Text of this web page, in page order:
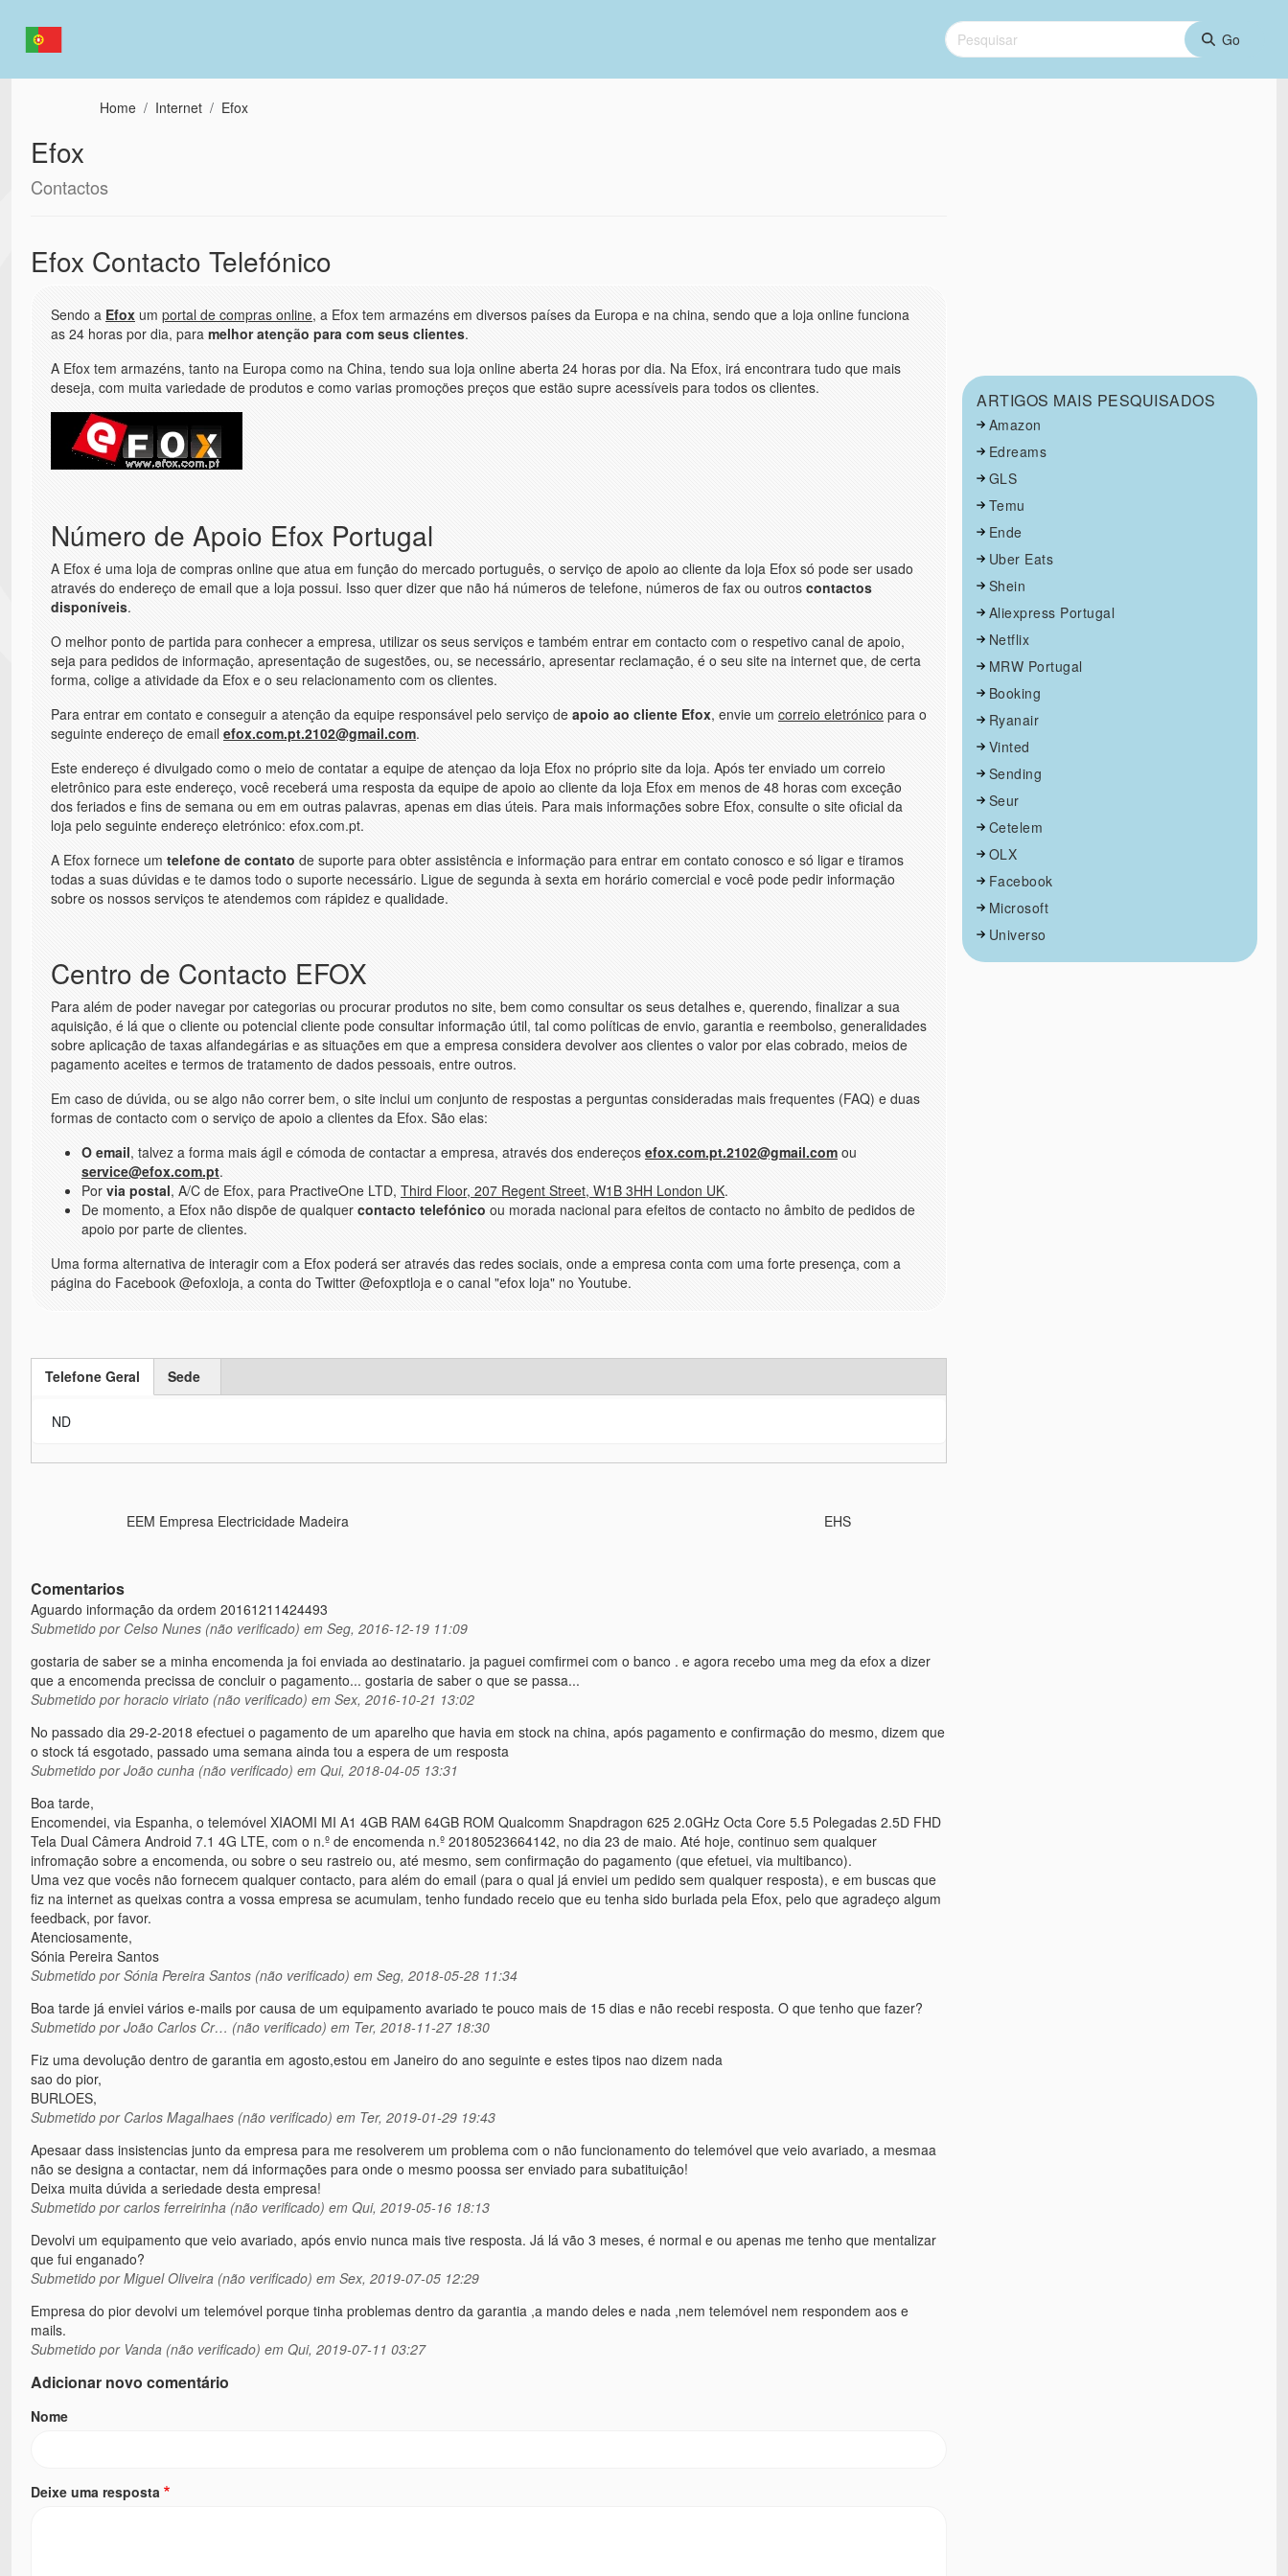
Home Internet Efox
Efox
Contactos
Efox Contacto Telefónico
Sendo a Efox um portal de compras online, a Efox tem armazéns em diversos países da Europa e na china, sendo que a loja online funciona
as 24 horas por dia, para melhor atenção para com seus clientes.
A Efox tem armazéns, tanto na Europa como na China, tendo sua loja online aberta 24 horas por dia. Na Efox, irá encontrara tudo que mais
deseja, com muita variedade de produtos e como varias promoçöes preços que estäo supre acessíveis para todos os clientes.
Número de Apoio Efox Portugal
A Efox é uma loja de compras online que atua em função do mercado português, o serviço de apoio ao cliente da loja Efox só pode ser usado
através do endereço de email que a loja possui. Isso quer dizer que não há números de telefone, números de fax ou outros contactos
disponíveis.
O melhor ponto de partida para conhecer a empresa, utilizar os seus serviços e também entrar em contacto com o respetivo canal de apoio,
seja para pedidos de informação, apresentação de sugestões, ou, se necessário, apresentar reclamação, é o seu site na internet que, de certa
forma, colige a atividade da Efox e o seu relacionamento com os clientes.
Para entrar em contato e conseguir a atenção da equipe responsável pelo serviço de apoio ao cliente Efox, envie um correio eletrónico para o
seguinte endereço de email efox.com.pt.2102@gmail.com.
Este endereço é divulgado como o meio de contatar a equipe de atençao da loja Efox no próprio site da loja. Após ter enviado um correio
eletrônico para este endereço, você receberá uma resposta da equipe de apoio ao cliente da loja Efox em menos de 48 horas com exceção
dos feriados e fins de semana ou em em outras palavras, apenas em dias úteis. Para mais informações sobre Efox, consulte o site oficial da
loja pelo seguinte endereço eletrónico: efox.com.pt.
A Efox fornece um telefone de contato de suporte para obter assistência e informaçäo para entrar em contato conosco e só ligar e tiramos
todas a suas dúvidas e te damos todo o suporte necessário. Ligue de segunda à sexta em horário comercial e você pode pedir informaçäo
sobre os nossos serviços te atendemos com rápidez e qualidade.
Centro de Contacto EFOX
Para além de poder navegar por categorias ou procurar produtos no site, bem como consultar os seus detalhes e, querendo, finalizar a sua
aquisição, é lá que o cliente ou potencial cliente pode consultar informação útil, tal como políticas de envio, garantia e reembolso, generalidades
sobre aplicação de taxas alfandegárias e as situações em que a empresa considera devolver aos clientes o valor por elas cobrado, meios de
pagamento aceites e termos de tratamento de dados pessoais, entre outros.
Em caso de dúvida, ou se algo não correr bem, o site inclui um conjunto de respostas a perguntas consideradas mais frequentes (FAQ) e duas
formas de contacto com o serviço de apoio a clientes da Efox. São elas:
O email, talvez a forma mais ágil e cómoda de contactar a empresa, através dos endereços efox.com.pt.2102@gmail.com ou
service@efox.com.pt.
Por via postal, A/C de Efox, para PractiveOne LTD, Third Floor, 207 Regent Street, W1B 3HH London UK.
De momento, a Efox não dispõe de qualquer contacto telefónico ou morada nacional para efeitos de contacto no âmbito de pedidos de
apoio por parte de clientes.
Uma forma alternativa de interagir com a Efox poderá ser através das redes sociais, onde a empresa conta com uma forte presença, com a
página do Facebook @efoxloja, a conta do Twitter @efoxptloja e o canal "efox loja" no Youtube.
Telefone Geral
Sede
ND
EEM Empresa Electricidade Madeira EHS
Comentarios
Aguardo informação da ordem 20161211424493
Submetido por Celso Nunes (não verificado) em Seg, 2016-12-19 11:09
gostaria de saber se a minha encomenda ja foi enviada ao destinatario. ja paguei comfirmei com o banco . e agora recebo uma meg da efox a dizer
que a encomenda precissa de concluir o pagamento... gostaria de saber o que se passa...
Submetido porhoracio viriato (não verificado) em Sex, 2016-10-21 13:02
No passado dia 29-2-2018 efectuei o pagamento de um aparelho que havia em stock na china, após pagamento e confirmação do mesmo, dizem que
o stock tá esgotado, passado uma semana ainda tou a espera de um resposta
Submetido porJoão cunha (não verificado) em Qui, 2018-04-05 13:31
Boa tarde,
Encomendei, via Espanha, o telemóvel XIAOMI MI A1 4GB RAM 64GB ROM Qualcomm Snapdragon 625 2.0GHz Octa Core 5.5 Polegadas 2.5D FHD
Tela Dual Câmera Android 7.1 4G LTE, com o n.º de encomenda n.º 20180523664142, no dia 23 de maio. Até hoje, continuo sem qualquer
infromação sobre a encomenda, ou sobre o seu rastreio ou, até mesmo, sem confirmação do pagamento (que efetuei, via multibanco).
Uma vez que vocês não fornecem qualquer contacto, para além do email (para o qual já enviei um pedido sem qualquer resposta), e em buscas que
fiz na internet as queixas contra a vossa empresa se acumulam, tenho fundado receio que eu tenha sido burlada pela Efox, pelo que agradeço algum
feedback, por favor.
Atenciosamente,
Sónia Pereira Santos
Submetido porSónia Pereira Santos (não verificado) em Seg, 2018-05-28 11:34
Boa tarde já enviei vários e-mails por causa de um equipamento avariado te pouco mais de 15 dias e não recebi resposta. O que tenho que fazer?
Submetido porJoão Carlos Cr… (não verificado) em Ter, 2018-11-27 18:30
Fiz uma devolução dentro de garantia em agosto,estou em Janeiro do ano seguinte e estes tipos nao dizem nada
sao do pior,
BURLOES,
Submetido por Carlos Magalhaes (não verificado) em Ter, 2019-01-29 19:43
Apesaar dass insistencias junto da empresa para me resolverem um problema com o não funcionamento do telemóvel que veio avariado, a mesmaa
não se designa a contactar, nem dá informações para onde o mesmo poossa ser enviado para subatituição!
Deixa muita dúvida a seriedade desta empresa!
Submetido porcarlos ferreirinha (não verificado) em Qui, 2019-05-16 18:13
Devolvi um equipamento que veio avariado, após envio nunca mais tive resposta. Já lá vão 3 meses, é normal e ou apenas me tenho que mentalizar
que fui enganado?
Submetido porMiguel Oliveira (não verificado) em Sex, 2019-07-05 12:29
Empresa do pior devolvi um telemóvel porque tinha problemas dentro da garantia ,a mando deles e nada ,nem telemóvel nem respondem aos e
mails.
Submetido por Vanda (não verificado) em Qui, 2019-07-11 03:27
Adicionar novo comentário
Nome
Deixe uma resposta
ARTIGOS MAIS PESQUISADOS
Amazon
Edreams
GLS
Temu
Ende
Uber Eats
Shein
Aliexpress Portugal
Netflix
MRW Portugal
Booking
Ryanair
Vinted
Sending
Seur
Cetelem
OLX
Facebook
Microsoft
Universo